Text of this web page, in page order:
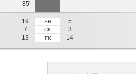
85'
19 SH
5
7
CK
3
13
FK 14